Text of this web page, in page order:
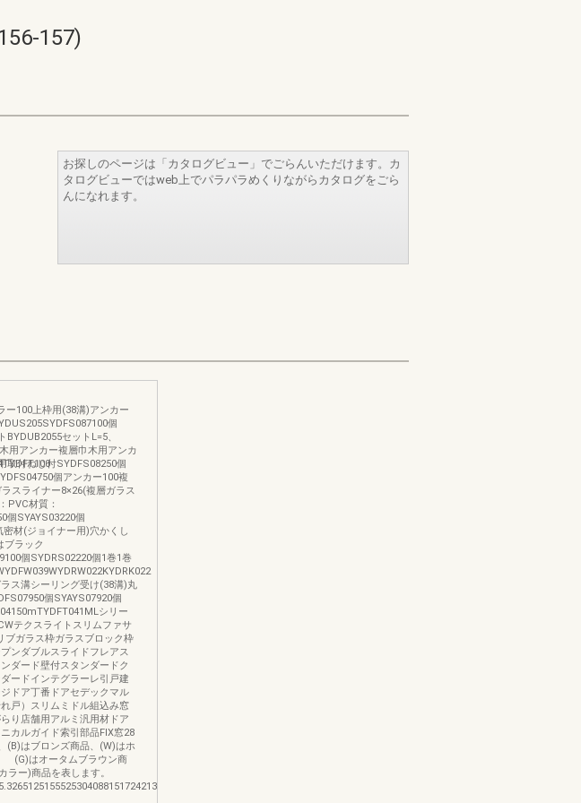
157)
お探しのページは「カタログビュー」でごらんいただけます。カ
タログビューではweb上でパラパラめくりながらカタログをごら
んになれます。
ー100上枠用(38溝)アンカー
個
セットL=5、
用アンカー複層巾木用アンカ
取付ねじ付SYDFS08250個
個アンカー100複
スライナー8×26(複層ガラス
PVC材質：
個SYAYS03220個
材(ジョイナー用)穴かくし
ブラック
個SYDRS02220個1巻1巻
ス溝シーリング受け(38溝)丸
個SYAYS07920個
シリー
テクスライトスリムファサ
ブガラス枠ガラスブロック枠
ンダブルスライドフレアス
ダード壁付スタンダードク
ードインテグラーレ引戸建
ドア丁番ドアセデックマル
戸）スリムミドル組込み窓
り店舗用アルミ汎用材ドア
カルガイド索引部品FIX窓28
(B)はブロンズ商品、(W)はホ
(G)はオータムブラウン商
ラー)商品を表します。